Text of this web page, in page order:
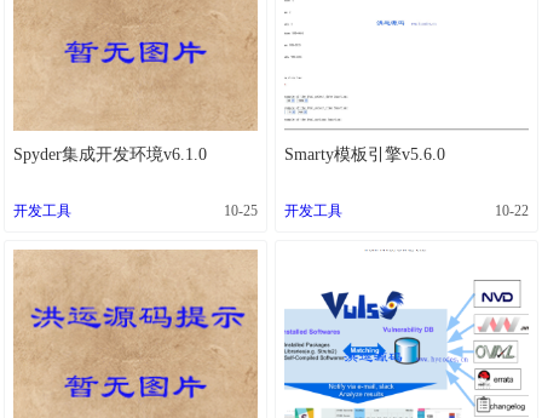
Spyder集成开发环境v6.1.0
开发工具 10-25
Smarty模板引擎v5.6.0
开发工具 10-22